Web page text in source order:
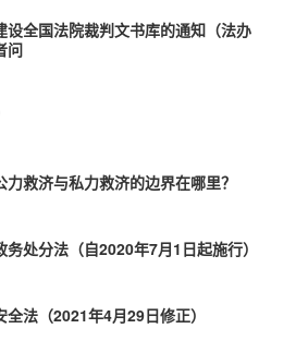
全国法院裁判文书库的通知（法办
问
力救济与私力救济的边界在哪里？‌
处分法（自2020年7月1日起施行）
法（2021年4月29日修正）